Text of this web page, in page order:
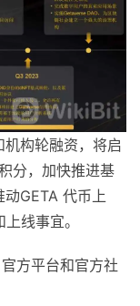
构轮融资，将启
分，加快推进基
GETA 代币上
线事宜。
方平台和官方社